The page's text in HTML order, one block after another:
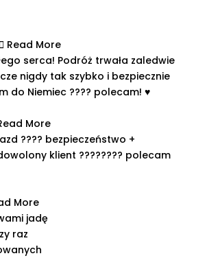
 Read More
serca! Podróż trwała zaledwie
nigdy tak szybko i bezpiecznie
do Niemiec ???? polecam! ♥️
More
???? bezpieczeństwo +
klient ???????? polecam
More
jadę
raz